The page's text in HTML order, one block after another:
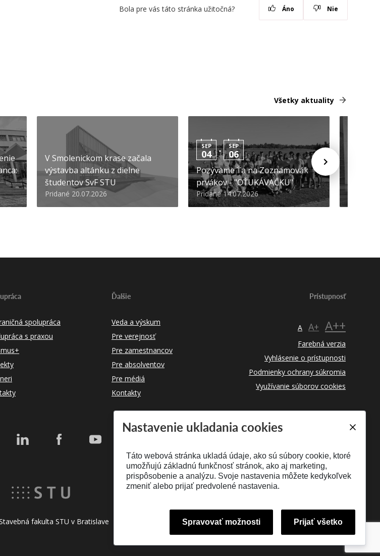
Bola pre vás táto stránka užitočná? Áno Nie
Všetky aktuality
V Smolenickom krase začala
výstavba altánku z dielne
študentov SvF STU
Pridané 20.07.2026
SEP
04 - SEP
06
Pozývame Ťa na Zoznamovák
prvákov - "OŤUKÁVAČKU"
Pridané 14.07.2026
spolupráca
s praxou
Ďalšie
Veda a výskum
Pre verejnosť
Pre zamestnancov
Pre absolventov
Pre médiá
Kontakty
Prístupnosť
A A+ A++
Farebná verzia
Vyhlásenie o prístupnosti
Podmienky ochrany súkromia
Využívanie súborov cookies
fakulta STU v Bratislave
Nastavenie ukladania cookies
Táto webová stránka ukladá údaje, ako sú súbory cookie, ktoré
umožňujú základnú funkčnosť stránok, ako aj marketing,
prispôsobenie a analýzu. Svoje nastavenia môžete kedykoľvek
zmeniť alebo prijať predvolené nastavenia.
Spravovať možnosti Prijať všetko